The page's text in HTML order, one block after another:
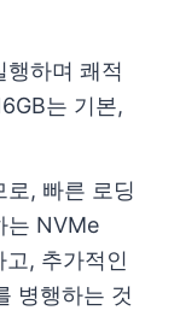
행하며 쾌적
는 기본,
로, 빠른 로딩
는 NVMe
, 추가적인
병행하는 것